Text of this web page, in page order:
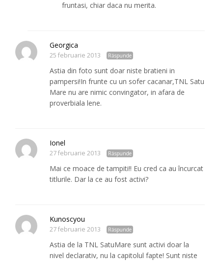
fruntasi, chiar daca nu merita.
Georgica
25 februarie 2013 Răspunde
Astia din foto sunt doar niste bratieni in
pampersi!In frunte cu un sofer cacanar,TNL Satu
Mare nu are nimic convingator, in afara de
proverbiala lene.
Ionel
27 februarie 2013 Răspunde
Mai ce moace de tampiti!! Eu cred ca au încurcat
titlurile. Dar la ce au fost activi?
Kunoscyou
27 februarie 2013 Răspunde
Astia de la TNL SatuMare sunt activi doar la
nivel declarativ, nu la capitolul fapte! Sunt niste